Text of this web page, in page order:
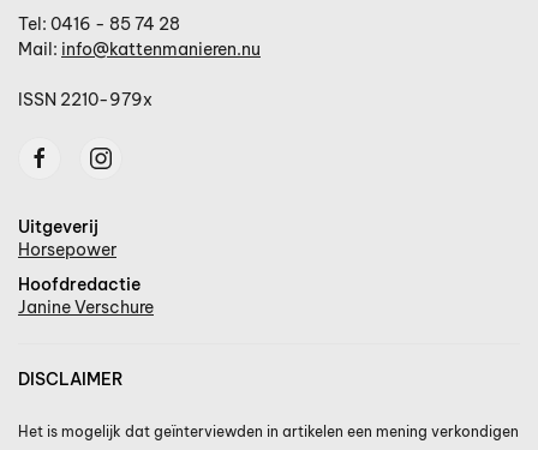
Tel: 0416 - 85 74 28
Mail: info@kattenmanieren.nu
ISSN 2210-979x
Uitgeverij
Horsepower
Hoofdredactie
Janine Verschure
DISCLAIMER
Het is mogelijk dat geïnterviewden in artikelen een mening verkondigen